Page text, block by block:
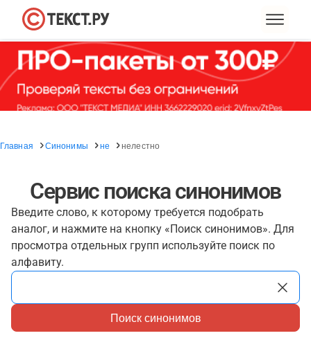
Главная Синонимы не нелестно
Сервис поиска синонимов
Введите слово, к которому требуется подобрать
аналог, и нажмите на кнопку «Поиск синонимов». Для
просмотра отдельных групп используйте поиск по
алфавиту.
Поиск синонимов